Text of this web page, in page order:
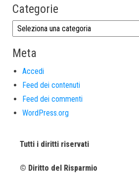
Categorie
Meta
Accedi
Feed dei contenuti
Feed dei commenti
WordPress.org
Tutti i diritti riservati
© Diritto del Risparmio